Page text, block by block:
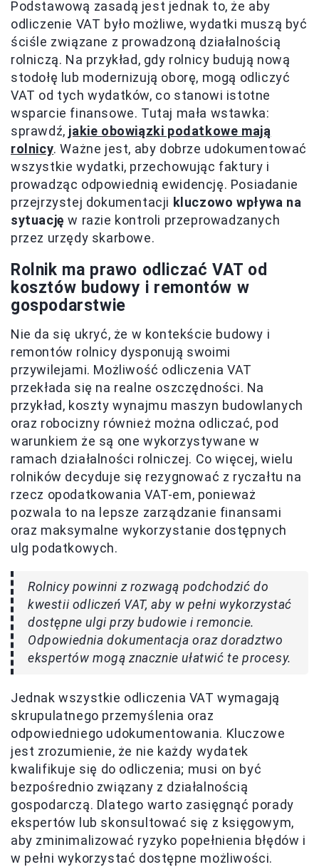
Podstawową zasadą jest jednak to, że aby
odliczenie VAT było możliwe, wydatki muszą być
ściśle związane z prowadzoną działalnością
rolniczą. Na przykład, gdy rolnicy budują nową
stodołę lub modernizują oborę, mogą odliczyć
VAT od tych wydatków, co stanowi istotne
wsparcie finansowe. Tutaj mała wstawka:
sprawdź, jakie obowiązki podatkowe mają
rolnicy. Ważne jest, aby dobrze udokumentować
wszystkie wydatki, przechowując faktury i
prowadząc odpowiednią ewidencję. Posiadanie
przejrzystej dokumentacji kluczowo wpływa na
sytuację w razie kontroli przeprowadzanych
przez urzędy skarbowe.
Rolnik ma prawo odliczać VAT od
kosztów budowy i remontów w
gospodarstwie
Nie da się ukryć, że w kontekście budowy i
remontów rolnicy dysponują swoimi
przywilejami. Możliwość odliczenia VAT
przekłada się na realne oszczędności. Na
przykład, koszty wynajmu maszyn budowlanych
oraz robocizny również można odliczać, pod
warunkiem że są one wykorzystywane w
ramach działalności rolniczej. Co więcej, wielu
rolników decyduje się rezygnować z ryczałtu na
rzecz opodatkowania VAT-em, ponieważ
pozwala to na lepsze zarządzanie finansami
oraz maksymalne wykorzystanie dostępnych
ulg podatkowych.
Rolnicy powinni z rozwagą podchodzić do
kwestii odliczeń VAT, aby w pełni wykorzystać
dostępne ulgi przy budowie i remoncie.
Odpowiednia dokumentacja oraz doradztwo
ekspertów mogą znacznie ułatwić te procesy.
Jednak wszystkie odliczenia VAT wymagają
skrupulatnego przemyślenia oraz
odpowiedniego udokumentowania. Kluczowe
jest zrozumienie, że nie każdy wydatek
kwalifikuje się do odliczenia; musi on być
bezpośrednio związany z działalnością
gospodarczą. Dlatego warto zasięgnąć porady
ekspertów lub skonsultować się z księgowym,
aby zminimalizować ryzyko popełnienia błędów i
w pełni wykorzystać dostępne możliwości.